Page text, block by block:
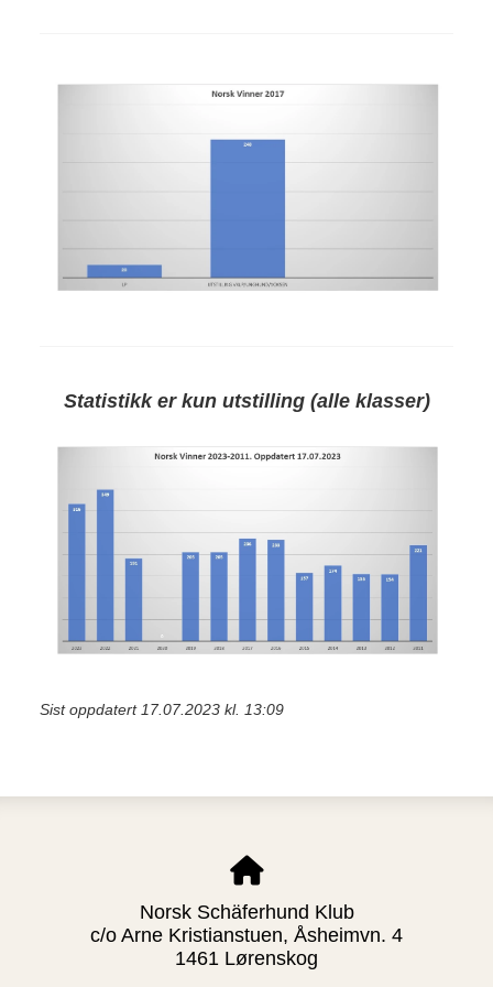
Statistikk er kun utstilling (alle klasser)
Sist oppdatert 17.07.2023 kl. 13:09
Norsk Schäferhund Klub
c/o Arne Kristianstuen, Åsheimvn. 4
1461 Lørenskog